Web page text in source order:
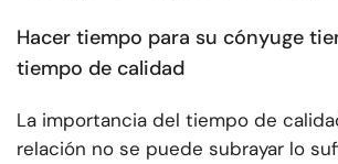
Hacer tiempo para su cónyuge
tiempo de calidad
La importancia del tiempo de
relación no se puede subrayar lo